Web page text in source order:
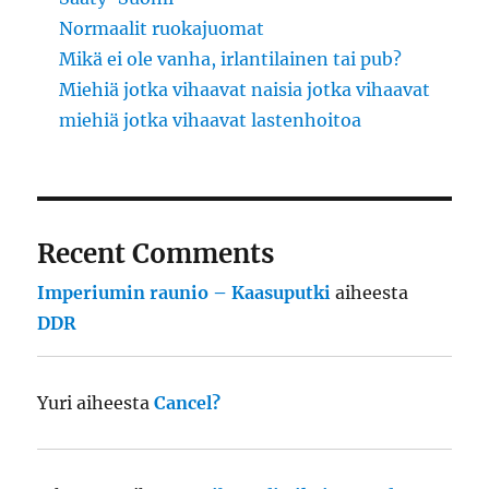
Normaalit ruokajuomat
Mikä ei ole vanha, irlantilainen tai pub?
Miehiä jotka vihaavat naisia jotka vihaavat
miehiä jotka vihaavat lastenhoitoa
Recent Comments
Imperiumin raunio – Kaasuputki aiheesta
DDR
Yuri aiheestaCancel?